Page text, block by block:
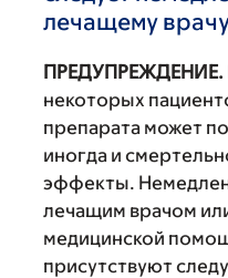
лечащему
ПРЕДУПРЕЖДЕНИЕ.
некоторых
препарата может
иногда и
эффекты.
лечащим врачом
медицинской
присутствуют